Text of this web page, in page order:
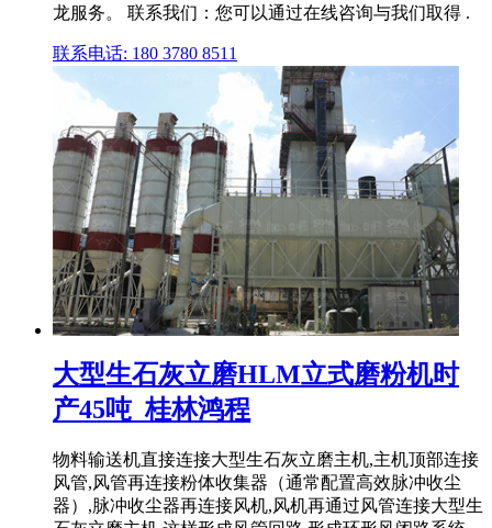
龙服务。 联系我们：您可以通过在线咨询与我们取得 .
联系电话: 180 3780 8511
大型生石灰立磨HLM立式磨粉机时
产45吨_桂林鸿程
物料输送机直接连接大型生石灰立磨主机,主机顶部连接
风管,风管再连接粉体收集器（通常配置高效脉冲收尘
器）,脉冲收尘器再连接风机,风机再通过风管连接大型生